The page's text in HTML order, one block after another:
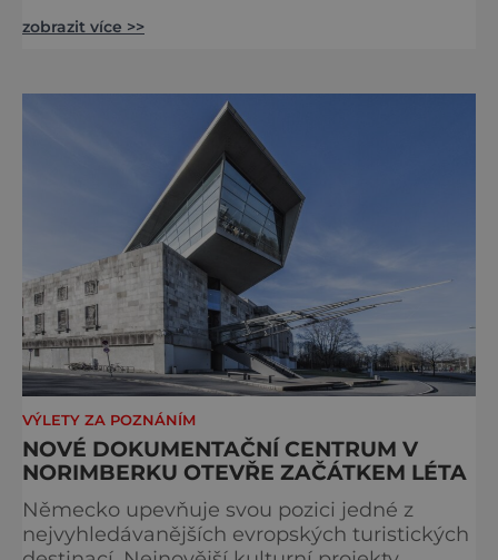
tu prováděl svá slavná astronomická měření
spolupráci s jeho přítelem, slavným Janem
Keplerem. Tímto historickým setkáním je
inspirována i zážitková mobilní detek
zobrazit více >>
VÝLETY ZA POZNÁNÍM
NOVÉ DOKUMENTAČNÍ CENTRUM V
NORIMBERKU OTEVŘE ZAČÁTKEM LÉTA
Německo upevňuje svou pozici jedné z
nejvyhledávanějších evropských turistických